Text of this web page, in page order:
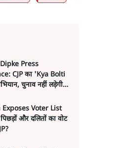
Press
CJP का 'Kya Bolti
चुनाव नहीं लड़ेगी
Voter List
और दलितों का वोट